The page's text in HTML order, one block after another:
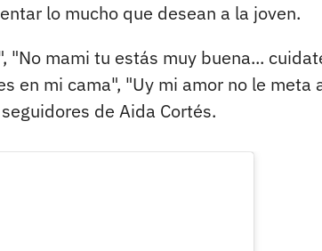
lo mucho que desean a la joven.
mami tu estás muy buena...
en mi cama", "Uy mi amor no le meta
de Aida Cortés.